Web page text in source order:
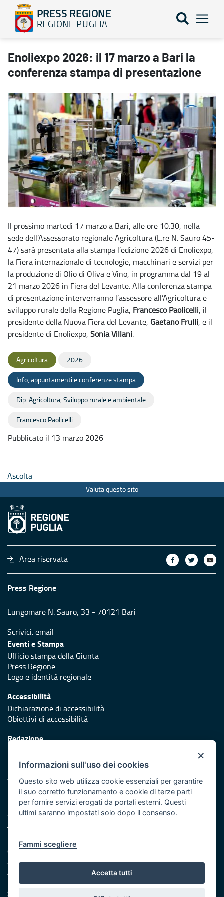
PRESS REGIONE
REGIONE PUGLIA
Enoliexpo 2026: il 17 marzo a Bari la conferenza stampa di
Enoliexpo 2026: il 17 marzo a Bari la
conferenza stampa di presentazione
Il prossimo martedì 17 marzo a Bari, alle ore 10.30, nella
sede dell’Assessorato regionale Agricoltura (L.re N. Sauro 45-
47) sarà presentata alla stampa l’edizione 2026 di Enoliexpo,
la Fiera internazionale di tecnologie, macchinari e servizi per
la produzione di Olio di Oliva e Vino, in programma dal 19 al
21 marzo 2026 in Fiera del Levante. Alla conferenza stampa
di presentazione interverranno l’assessore all’Agricoltura e
sviluppo rurale della Regione Puglia, Francesco Paolicelli, il
presidente della Nuova Fiera del Levante, Gaetano Frulli, e il
presidente di Enoliexpo, Sonia Villani.
Agricoltura 2026
Info, appuntamenti e conferenze stampa
Dip. Agricoltura, Sviluppo rurale e ambientale
Francesco Paolicelli
Pubblicato il 13 marzo 2026
Ascolta
Valuta questo sito
Area riservata
Press Regione
Lungomare N. Sauro, 33 - 70121 Bari
Scrivici:email
Eventi e Stampa
Ufficio stampa della Giunta
Press Regione
Logo e identità regionale
Accessibilità
Dichiarazione di accessibilità
Obiettivi di accessibilità
Redazione
Protezione civile
Vai al sito di Protezione Civile Puglia
Iniziativa finanziata con risorse del POR Puglia 2014/2020 -
Asse XI
Note legali
Cookie e privacy
Amministrazione trasparente
Atti di notifica
Feed RSS
Servizi Intranet
×
Informazioni sull'uso dei cookies
Questo sito web utilizza cookie essenziali per garantire
il suo corretto funzionamento e cookie di terze parti
per fornire servizi erogati da portali esterni. Questi
ultimi saranno impostati solo dopo il consenso.
Fammi scegliere
Accetta tutti